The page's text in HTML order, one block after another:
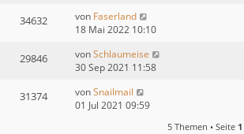
34632 von Faserland
18 Mai 2022 10:10
29846 vonSchlaumeise
30 Sep 2021 11:58
31374 vonSnailmail
01 Jul 2021 09:59
5 Themen • Seite 1